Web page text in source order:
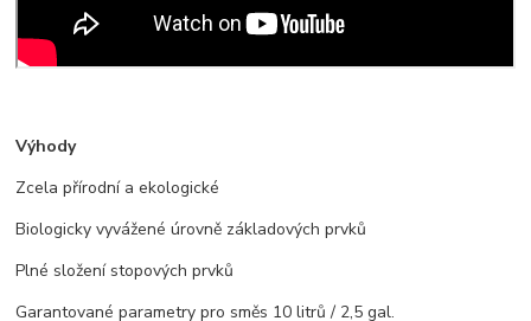
Výhody
Zcela přírodní a ekologické
Biologicky vyvážené úrovně základových prvků
Plné složení stopových prvků
Garantované parametry pro směs 10 litrů / 2,5 gal.